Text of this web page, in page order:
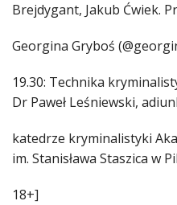
Brejdygant, Jakub Ćwiek.
Georgina Gryboś
19.30: Technika
Dr Paweł Leśniewski,
katedrze kryminalistyki
im. Stanisława Staszica w
18+]